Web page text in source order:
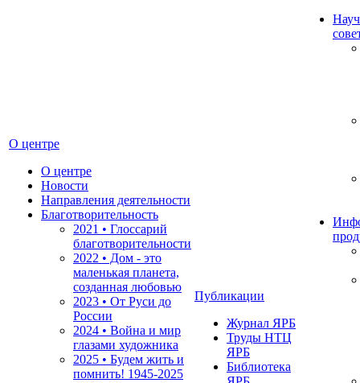
О центре
О центре
Новости
Направления деятельности
Благотворительность
2021 • Глоссарий
благотворительности
2022 • Дом - это
маленькая планета,
созданная любовью
2023 • От Руси до
России
2024 • Война и мир
глазами художника
2025 • Будем жить и
помнить! 1945-2025
Публикации
Журнал ЯРБ
Труды НТЦ
ЯРБ
Библиотека